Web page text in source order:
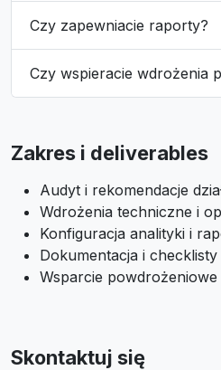
Czy zapewniacie raporty?
Czy wspieracie wdrożenia
Zakres i deliverables
Audyt i rekomendacje
Wdrożenia techniczne i
Konfiguracja analityki i
Dokumentacja i checklisty
Wsparcie powdrożeniowe
Skontaktuj się